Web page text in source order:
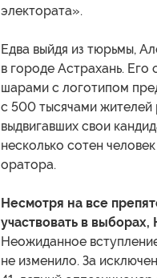
электората».
Едва выйдя из тюрьмы,
в городе Астрахань.
шарами с логотипом
с 500 тысячами жителей
выдвигавших свои
несколько сотен
оратора.
Несмотря на все
участвовать в
Неожиданное
не изменило. За